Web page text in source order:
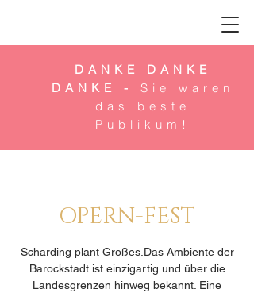
DANKE DANKE
DANKE - Sie waren
das beste
Publikum!
OPERN-FEST
Schärding plant Großes.Das Ambiente der
Barockstadt ist einzigartig und über die
Landesgrenzen hinweg bekannt. Eine